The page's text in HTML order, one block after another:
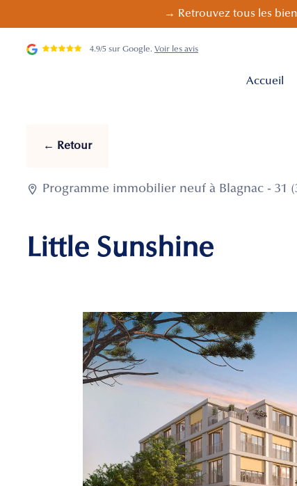
→ Retrouvez tous les
4.9/5 sur Google. Voir les avis
Accueil
← Retour
 Programme immobilier neuf à Blagnac - 31
Little Sunshine